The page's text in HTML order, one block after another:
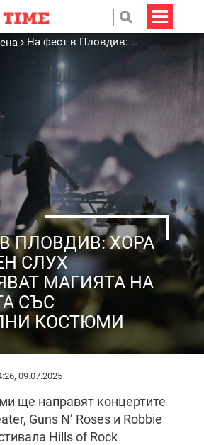
На фест в Пловдив: Хора с увреден слух преживяват магията на музиката със специални костюми
ПЛОВДИВ: ХОРА
СЛУХ
МАГИЯТА НА
СЪС
КОСТЮМИ
09.07.2025
ще направят концертите
Guns N’ Roses и Robbie
Hills of Rock